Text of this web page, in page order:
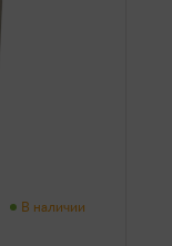
В наличии